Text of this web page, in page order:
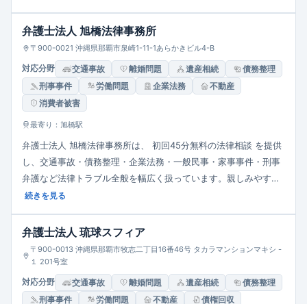
域に密着した総合的なサポート体制を備えています。
弁護士法人 旭橋法律事務所
〒900-0021 沖縄県那覇市泉崎1-11-1あらかきビル4-B
対応分野 交通事故 離婚問題 遺産相続
債務整理
刑事事件
労働問題 企業法務
不動産
消費者被害
最寄り：旭橋駅
弁護士法人 旭橋法律事務所は、 初回45分無料の法律相談 を提供
し、交通事故・債務整理・企業法務・一般民事・家事事件・刑事
弁護など法律トラブル全般を幅広く扱っています。親しみやすく
相談しやすい事務所づくりを重視しており、依頼者の立場に立っ
続きを見る
弁護士法人 琉球スフィア
〒900-0013 沖縄県那覇市牧志二丁目16番46号 タカラマンションマキシ -
１ 201号室
対応分野 交通事故 離婚問題 遺産相続
債務整理
刑事事件
労働問題 不動産 債権回収